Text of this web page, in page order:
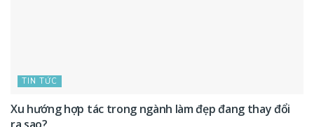
TIN TỨC
Xu hướng hợp tác trong ngành làm đẹp đang thay đổi